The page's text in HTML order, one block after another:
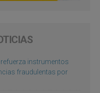
instrumentos
fraudulentas por